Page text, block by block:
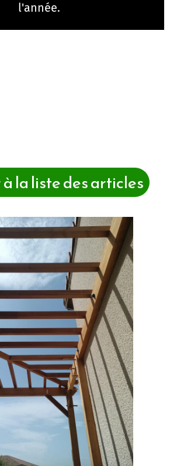
l'année.
la liste des articles